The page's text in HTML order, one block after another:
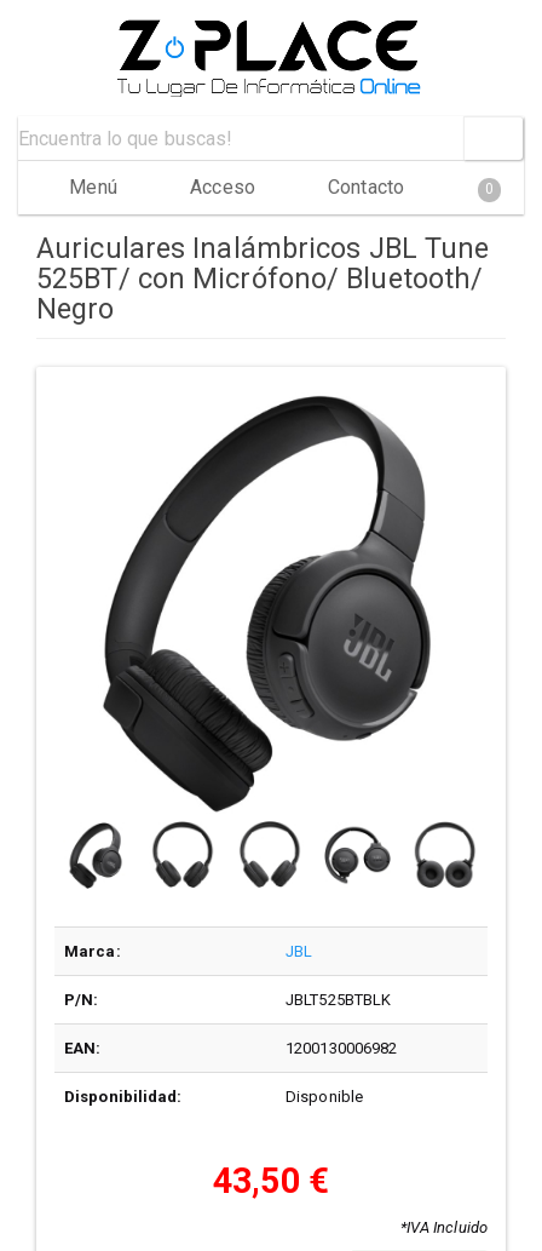
Menú Acceso Contacto 0
Auriculares Inalámbricos JBL Tune
525BT/ con Micrófono/ Bluetooth/
Negro
Marca: JBL
P/N: JBLT525BTBLK
EAN: 1200130006982
Disponibilidad: Disponible
43,50 €
*IVA Incluido